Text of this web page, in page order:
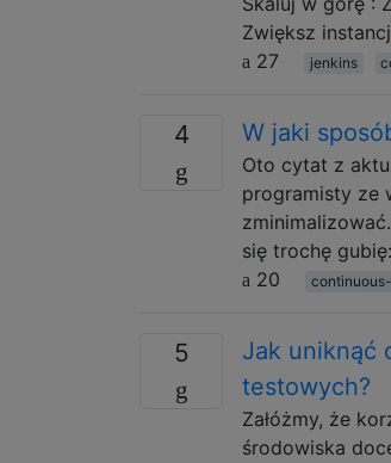
Zwiększ
27
jenkins
4 W jaki
Oto cytat z
programisty ze
się trochę
20
5
Jak uniknąć
testowych?
Załóżmy, że
środowiska